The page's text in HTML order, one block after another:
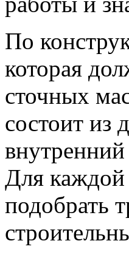
По
которая
сточных
состоит из
внутренний
Для каждой
подобрать